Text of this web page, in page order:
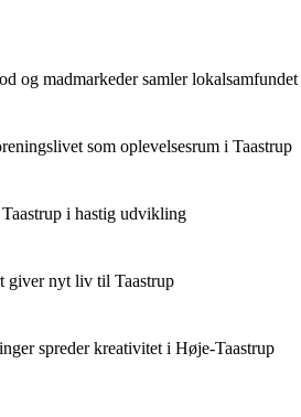
og madmarkeder samler lokalsamfundet
som oplevelsesrum i Taastrup
i hastig udvikling
giver nyt liv til Taastrup
spreder kreativitet i Høje-Taastrup